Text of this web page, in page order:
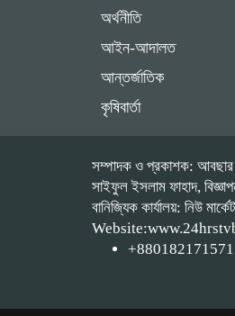
অর্থনীতি
আইন-আদালত
আন্তর্জাতিক
কৃষিবার্তা
সম্পাদক ও প্রকাশক: আবছার
সাইফুল ইসলাম ফাহাদ,
বানিজ্যিক কার্যালয়: নিউ